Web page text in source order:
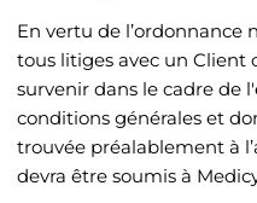
En vertu de l’ordonnance
tous litiges avec un
survenir dans le cadre de
conditions générales et
trouvée préalablement à
devra être soumis à